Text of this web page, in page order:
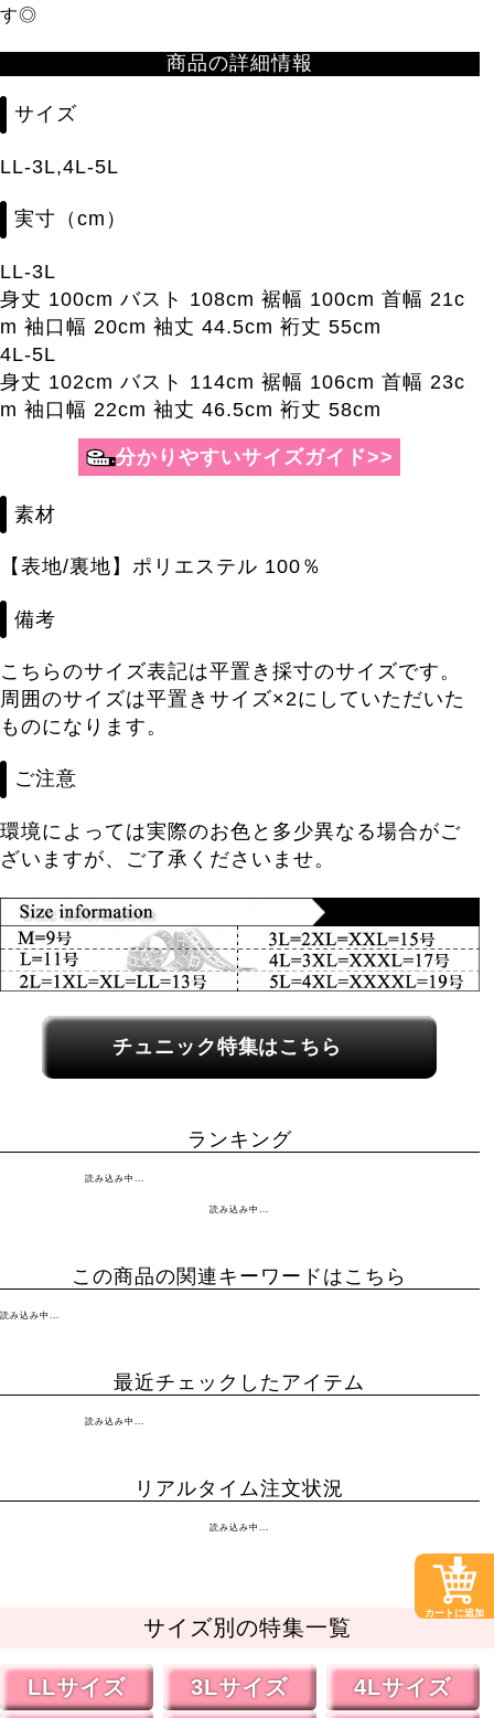
す◎
商品の詳細情報
サイズ
LL-3L,4L-5L
実寸（cm）
LL-3L
身丈 100cm バスト 108cm 裾幅 100cm 首幅 21c
m 袖口幅 20cm 袖丈 44.5cm 裄丈 55cm
4L-5L
身丈 102cm バスト 114cm 裾幅 106cm 首幅 23c
m 袖口幅 22cm 袖丈 46.5cm 裄丈 58cm
分かりやすいサイズガイド>>
素材
【表地/裏地】ポリエステル 100％
備考
こちらのサイズ表記は平置き採寸のサイズです。
周囲のサイズは平置きサイズ×2にしていただいた
ものになります。
ご注意
環境によっては実際のお色と多少異なる場合がご
ざいますが、ご了承くださいませ。
関連カテゴリーへのリンク
チュニック特集はこちら
ランキング
読み込み中...
読み込み中...
この商品の関連キーワードはこちら
読み込み中...
最近チェックしたアイテム
読み込み中...
リアルタイム注文状況
読み込み中...
サイズ別の特集一覧
LLサイズ 3Lサイズ 4Lサイズ
カートに追加